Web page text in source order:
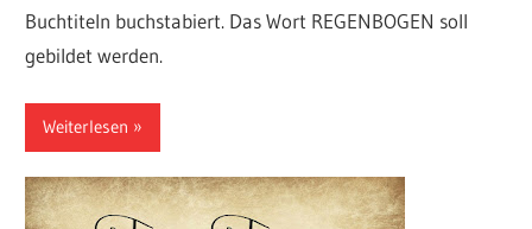
Buchtiteln buchstabiert. Das Wort REGENBOGEN soll
gebildet werden.
Weiterlesen